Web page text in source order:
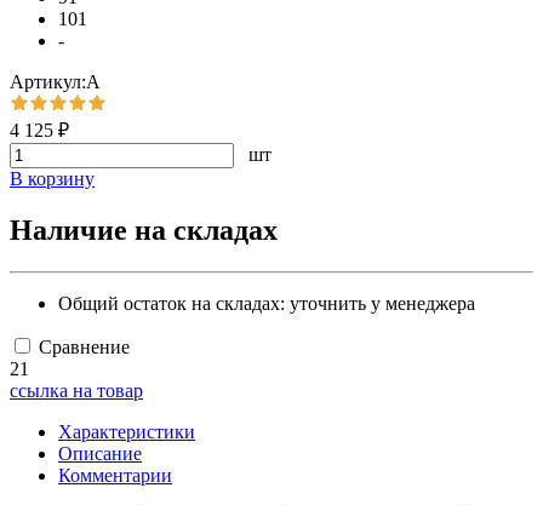
101
-
Артикул:А
4 125 ₽
шт
В корзину
Наличие на складах
Общий остаток на складах: уточнить у менеджера
Сравнение
21
ссылка на товар
Характеристики
Описание
Комментарии